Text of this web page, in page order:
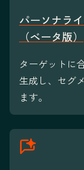
パーソナラ
（ベータ版）
ターゲットに
生成し、セグ
ます。